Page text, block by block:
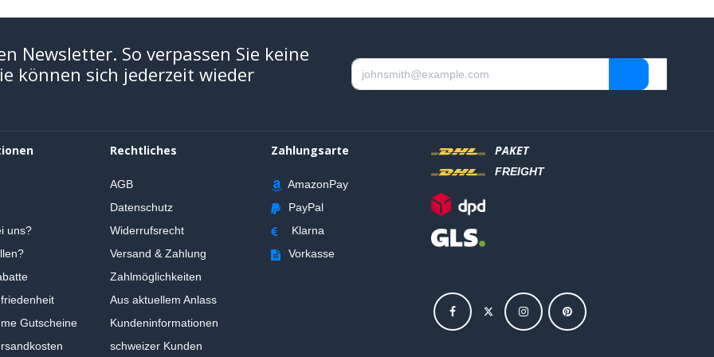
Newsletter. So verpassen Sie keine
können sich jederzeit wieder
uns?
Gutscheine
Rechtliches
AGB
Datenschutz
Widerrufsrecht
Versand & Zahlung
Zahlmöglichkeiten
Aus aktuellem Anlass
Kundeninformationen
schweizer Kunden
Zahlungsarte
AmazonPay
PayPal
Klarna
Vorkasse
PAKET
FREIGHT